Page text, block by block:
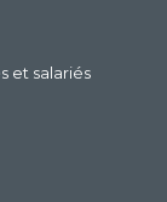
et salariés